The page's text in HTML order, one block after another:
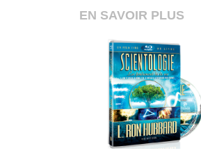
EN SAVOIR PLUS